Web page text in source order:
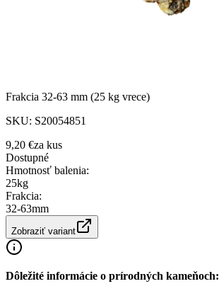
Frakcia 32-63 mm (25 kg vrece)
SKU: S20054851
9,20 €za kus
Dostupné
Hmotnosť balenia:
25kg
Frakcia:
32-63mm
Zobraziť variant
Dôležité informácie o prírodných kameňoch: